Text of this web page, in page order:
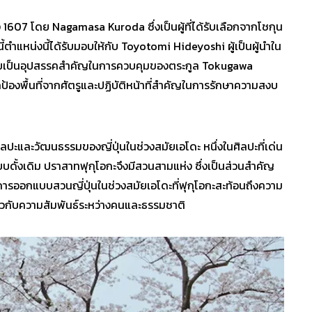
1607 โดย Nagamasa Kuroda ซึ่งเป็นผู้ที่ได้รับเลือกจากโชกุน
ตำแหน่งนี้ได้รับมอบให้กับ Toyotomi Hideyoshi ผู้เป็นผู้นำใน
ป็นอุปสรรคสำคัญในการควบคุมของตระกูล Tokugawa
องพื้นที่จากศัตรูและปฏิบัติหน้าที่สำคัญในการรักษาความสงบ
ะและวัฒนธรรมของญี่ปุ่นในช่วงสมัยเอโดะ หนึ่งในศิลปะที่เด่น
งเดิม ปราสาทฟุกุโอกะจึงมีสวนสามแห่ง ซึ่งเป็นส่วนสำคัญ
รออกแบบสวนญี่ปุ่นในช่วงสมัยเอโดะที่ฟุกุโอกะสะท้อนถึงความ
ความสัมพันธ์ระหว่างคนและธรรมชาติ